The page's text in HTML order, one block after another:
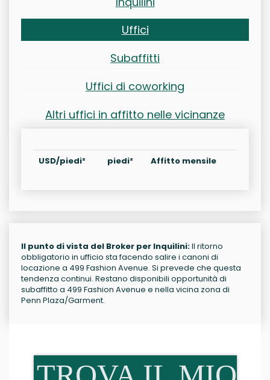
Uffici
Subaffitti
Uffici di coworking
Altri uffici in affitto nelle vicinanze
USD/piedi² piedi² Affitto mensile
Il punto di vista del Broker per Inquilini:Il ritorno
obbligatorio in ufficio sta facendo salire i canoni di
locazione a 499 Fashion Avenue. Si prevede che questa
tendenza continui. Restano disponibili opportunità di
subaffitto a 499 Fashion Avenue e nella vicina zona di
Penn Plaza/Garment.